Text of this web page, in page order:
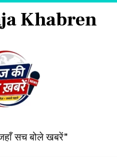
Khabren
सच बोले खबरें"